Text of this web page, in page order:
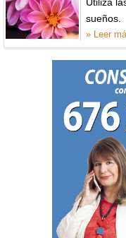
Utiliza
sueños.
» Leer